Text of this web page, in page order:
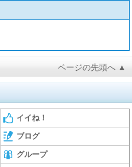
ページの先頭へ ▲
イイね！
ブログ
グループ